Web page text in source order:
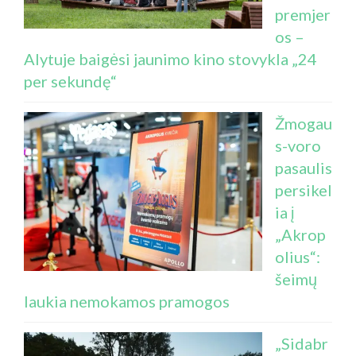
premjer
os –
Alytuje baigėsi jaunimo kino stovykla „24
per sekundę“
Žmogau
s-voro
pasaulis
persikel
ia į
„Akrop
olius“:
šeimų
laukia nemokamos pramogos
„Sidabr